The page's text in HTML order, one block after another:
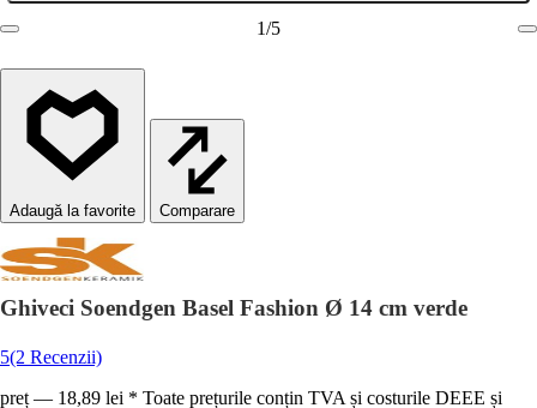
1/5
Comparare
Ghiveci Soendgen Basel Fashion Ø 14 cm verde
5(2 Recenzii)
preț — 18,89 lei * Toate prețurile conțin TVA și costurile DEEE și